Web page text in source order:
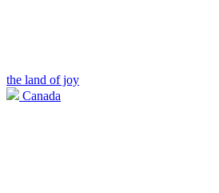
the land of joy
Canada